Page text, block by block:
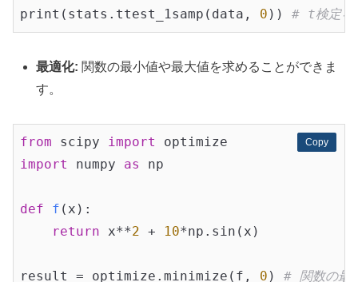
print(stats.ttest_1samp(data, 0 )) # t検定を
最適化: 関数の最小値や最大値を求めることができま
す。
Copy
Copy
from scipy import
import
numpy as np
def f (x) :
return x**2 + 10*np.sin(x)
result = optimize.minimize(f, 0 ) # 関数の最